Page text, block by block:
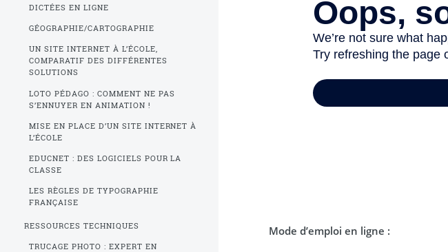
Mode d’emploi en ligne :
DICTÉES EN LIGNE
GÉOGRAPHIE/CARTOGRAPHIE
UN SITE INTERNET À L’ÉCOLE,
COMPARATIF DES DIFFÉRENTES
SOLUTIONS
LOTO PÉDAGO : COMMENT NE PAS
S’ENNUYER EN ANIMATION !
MISE EN PLACE D’UN SITE INTERNET À
L’ÉCOLE
EDUCNET : DES LOGICIELS POUR LA
CLASSE
LES RÈGLES DE TYPOGRAPHIE
FRANÇAISE
RESSOURCES TECHNIQUES
TRUCAGE PHOTO : EXPERT EN